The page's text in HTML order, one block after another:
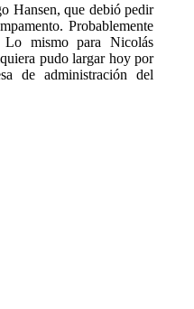
Hansen, que debió pedir
Probablemente
Lo mismo para Nicolás
pudo largar hoy por
de administración del